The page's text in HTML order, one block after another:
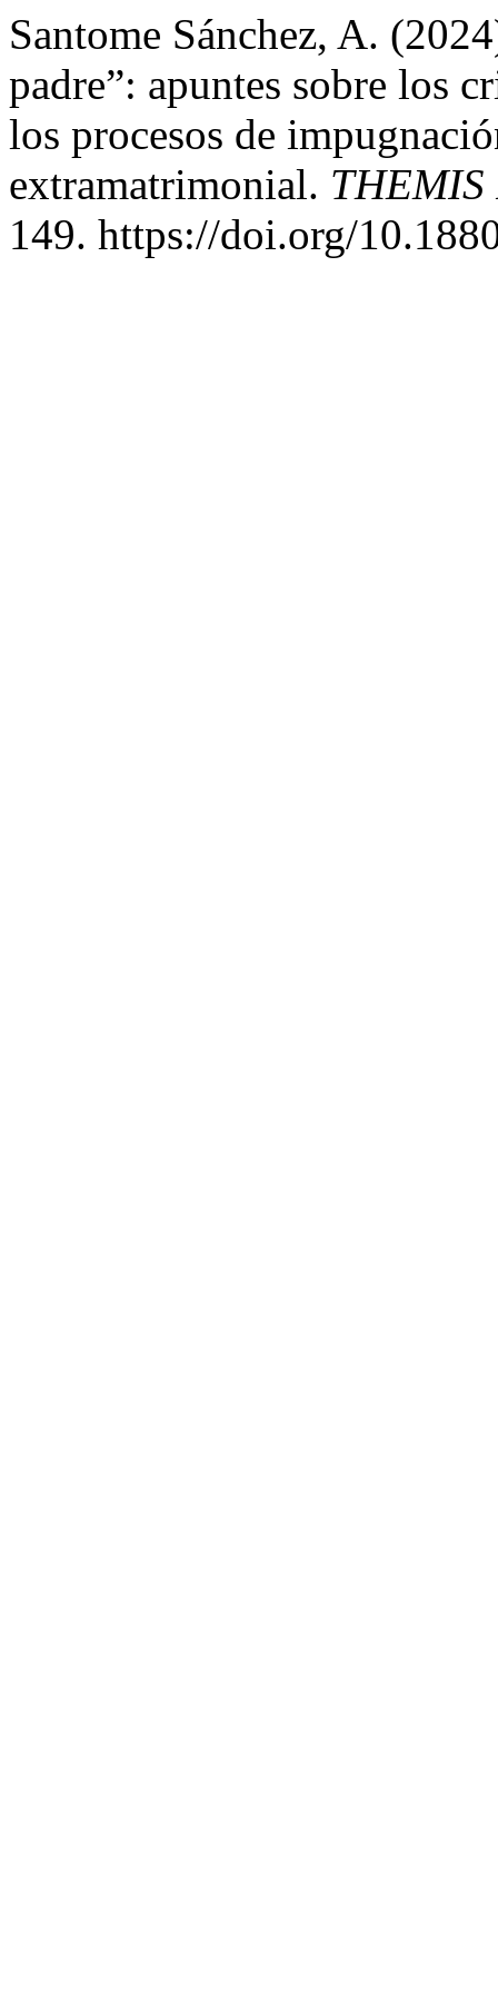
Santome Sánchez, A.
padre”: apuntes sobre los
los procesos de
extramatrimonial. THEMIS
149. https://doi.org/